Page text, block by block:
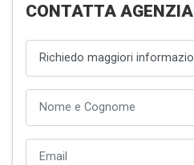
CONTATTA AGENZIA